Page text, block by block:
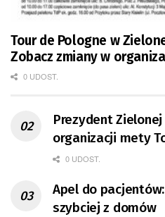
Tour de Pologne w
Zobacz zmiany w
0 UDOST.
Prezydent
organizacji mety
0 UDOST.
Apel do
szybciej z domów